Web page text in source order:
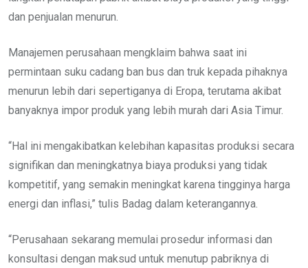
dan penjualan menurun.
Manajemen perusahaan mengklaim bahwa saat ini
permintaan suku cadang ban bus dan truk kepada pihaknya
menurun lebih dari sepertiganya di Eropa, terutama akibat
banyaknya impor produk yang lebih murah dari Asia Timur.
“Hal ini mengakibatkan kelebihan kapasitas produksi secara
signifikan dan meningkatnya biaya produksi yang tidak
kompetitif, yang semakin meningkat karena tingginya harga
energi dan inflasi,” tulis Badag dalam keterangannya.
“Perusahaan sekarang memulai prosedur informasi dan
konsultasi dengan maksud untuk menutup pabriknya di